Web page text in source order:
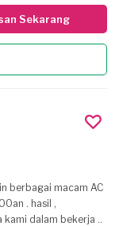
Sekarang
berbagai macam AC
. hasil ,
kami dalam bekerja ..